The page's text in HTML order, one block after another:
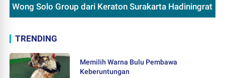
Wong Solo Group dari Keraton Surakarta Hadiningrat
TRENDING
Memilih Warna Bulu Pembawa
Keberuntungan